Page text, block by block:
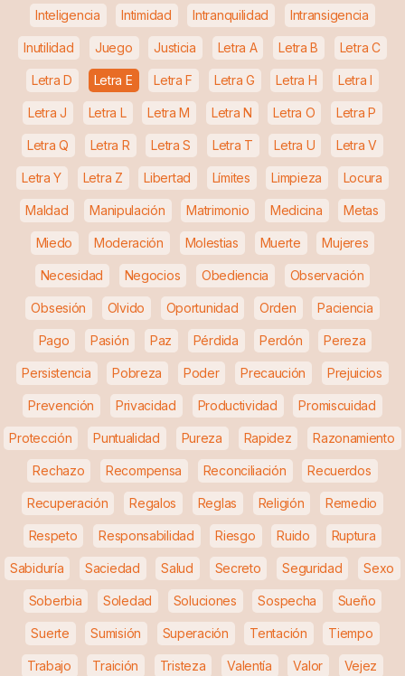
Inteligencia Intimidad Intranquilidad Intransigencia
Inutilidad Juego Justicia Letra A Letra B Letra C
Letra D Letra E Letra F Letra G Letra H Letra I
Letra J Letra L Letra M Letra N Letra O Letra P
Letra Q Letra R Letra S Letra T Letra U Letra V
Letra Y Letra Z Libertad Límites Limpieza Locura
Maldad Manipulación Matrimonio Medicina Metas
Miedo Moderación Molestias Muerte Mujeres
Necesidad Negocios Obediencia Observación
Obsesión Olvido Oportunidad Orden Paciencia
Pago Pasión Paz Pérdida Perdón Pereza
Persistencia Pobreza Poder Precaución Prejuicios
Prevención Privacidad Productividad Promiscuidad
Protección Puntualidad Pureza Rapidez Razonamiento
Rechazo Recompensa Reconciliación Recuerdos
Recuperación Regalos Reglas Religión Remedio
Respeto Responsabilidad Riesgo Ruido Ruptura
Sabiduría Saciedad Salud Secreto Seguridad Sexo
Soberbia Soledad Soluciones Sospecha Sueño
Suerte Sumisión Superación Tentación Tiempo
Trabajo Traición Tristeza Valentía Valor Vejez